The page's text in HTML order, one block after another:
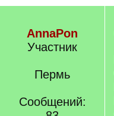
AnnaPon
Участник
Пермь
Сообщений: